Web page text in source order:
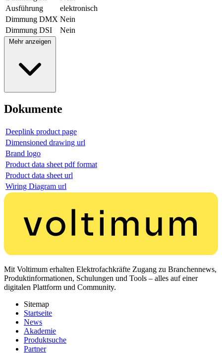
Ausführung
elektronisch
Dimmung DMX Nein
Dimmung DSI
Nein
Mehr anzeigen
Dokumente
Deeplink product page
Dimensioned drawing url
Brand logo
Product data sheet pdf format
Product data sheet url
Wiring Diagram url
Mit Voltimum erhalten Elektrofachkräfte Zugang zu Branchennews,
Produktinformationen, Schulungen und Tools – alles auf einer
digitalen Plattform und Community.
Sitemap
Startseite
News
Akademie
Produktsuche
Partner